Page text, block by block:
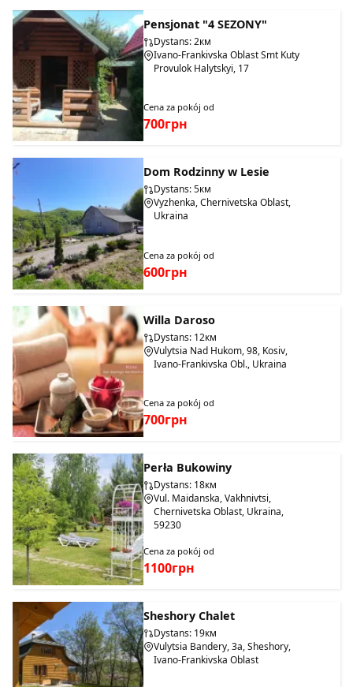
Pensjonat "4 SEZONY"
Dystans: 2км
Ivano-Frankivska Oblast Smt Kuty
Provulok Halytskyi, 17
Cena za pokój od
700грн
Dom Rodzinny w Lesie
Dystans: 5км
Vyzhenka, Chernivetska Oblast,
Ukraina
Cena za pokój od
600грн
Willa Daroso
Dystans: 12км
Vulytsia Nad Hukom, 98, Kosiv,
Ivano-Frankivska Obl., Ukraina
Cena za pokój od
700грн
Perła Bukowiny
Dystans: 18км
Vul. Maidanska, Vakhnivtsi,
Chernivetska Oblast, Ukraina,
59230
Cena za pokój od
1100грн
Sheshory Chalet
Dystans: 19км
Vulytsia Bandery, 3a, Sheshory,
Ivano-Frankivska Oblast